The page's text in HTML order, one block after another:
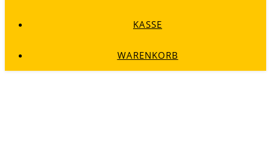
KASSE
WARENKORB